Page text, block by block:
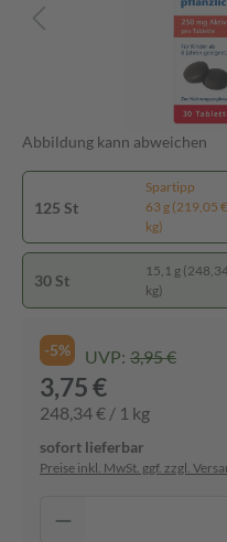
Abbildung kann abweichen
125 St
Spartipp
63 g (219,05
kg)
30 St
15,1 g
kg)
-5% UVP: 3,95 €
3,75 €
248,34 € / 1 kg
sofort lieferbar
Preise inkl. MwSt. ggf. zzgl.